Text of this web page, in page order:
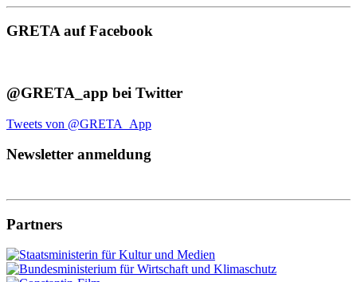
GRETA auf Facebook
@GRETA_app bei Twitter
Tweets von @GRETA_App
Newsletter anmeldung
Partners